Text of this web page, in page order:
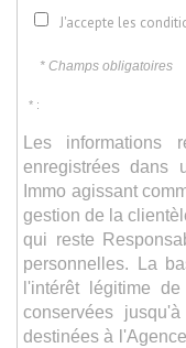
J'accepte les
* Champs obligatoires
* :
Les informations
enregistrées dans
Immo agissant
gestion de la
qui reste
personnelles. La
l'intérêt légitime
conservées
destinées à